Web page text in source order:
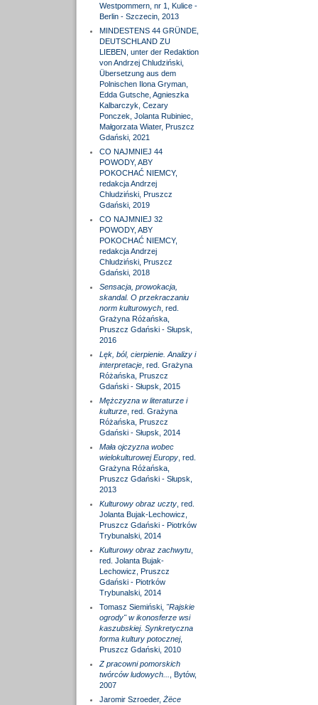
Westpommern, nr 1, Kulice -
Berlin - Szczecin, 2013
MINDESTENS 44 GRÜNDE,
DEUTSCHLAND ZU
LIEBEN, unter der Redaktion
von Andrzej Chludziński,
Übersetzung aus dem
Polnischen Ilona Gryman,
Edda Gutsche, Agnieszka
Kalbarczyk, Cezary
Ponczek, Jolanta Rubiniec,
Małgorzata Wiater, Pruszcz
Gdański, 2021
CO NAJMNIEJ 44
POWODY, ABY
POKOCHAĆ NIEMCY,
redakcja Andrzej
Chludziński, Pruszcz
Gdański, 2019
CO NAJMNIEJ 32
POWODY, ABY
POKOCHAĆ NIEMCY,
redakcja Andrzej
Chludziński, Pruszcz
Gdański, 2018
Sensacja, prowokacja,
skandal. O przekraczaniu
norm kulturowych, red.
Grażyna Różańska,
Pruszcz Gdański - Słupsk,
2016
Lęk, ból, cierpienie. Analizy i
interpretacje, red. Grażyna
Różańska, Pruszcz
Gdański - Słupsk, 2015
Mężczyzna w literaturze i
kulturze, red. Grażyna
Różańska, Pruszcz
Gdański - Słupsk, 2014
Mała ojczyzna wobec
wielokulturowej Europy, red.
Grażyna Różańska,
Pruszcz Gdański - Słupsk,
2013
Kulturowy obraz uczty, red.
Jolanta Bujak-Lechowicz,
Pruszcz Gdański - Piotrków
Trybunalski, 2014
Kulturowy obraz zachwytu,
red. Jolanta Bujak-
Lechowicz, Pruszcz
Gdański - Piotrków
Trybunalski, 2014
Tomasz Siemiński, "Rajskie
ogrody" w ikonosferze wsi
kaszubskiej. Synkretyczna
forma kultury potocznej,
Pruszcz Gdański, 2010
Z pracowni pomorskich
twórców ludowych...
, Bytów,
2007
Jaromir Szroeder, Żëce